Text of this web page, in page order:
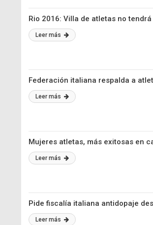
Rio 2016: Villa de atletas no
Leer más
Federación italiana respalda a
Leer más
Mujeres atletas, más exitosas en
Leer más
Pide fiscalía italiana antidopaje
Leer más